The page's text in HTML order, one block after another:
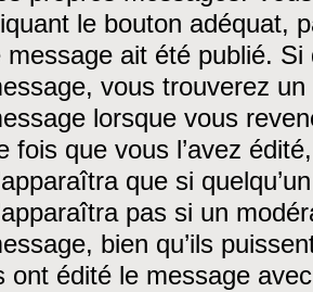
le bouton adéquat,
message ait été publié. Si
vous trouverez
lorsque vous
fois que vous l’avez
que si
pas si un
bien qu’ils
ont édité le message